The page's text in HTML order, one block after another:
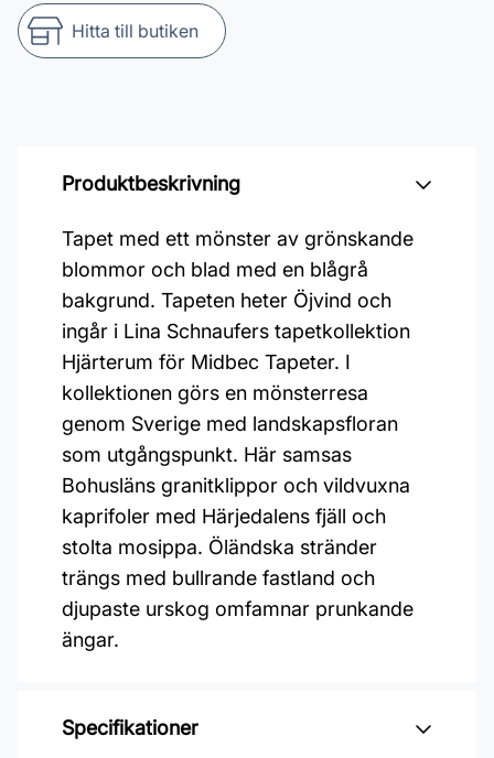
Hitta till butiken
Produktbeskrivning
Tapet med ett mönster av grönskande
blommor och blad med en blågrå
bakgrund. Tapeten heter Öjvind och
ingår i Lina Schnaufers tapetkollektion
Hjärterum för Midbec Tapeter. I
kollektionen görs en mönsterresa
genom Sverige med landskapsfloran
som utgångspunkt. Här samsas
Bohusläns granitklippor och vildvuxna
kaprifoler med Härjedalens fjäll och
stolta mosippa. Öländska stränder
trängs med bullrande fastland och
djupaste urskog omfamnar prunkande
ängar.
Specifikationer